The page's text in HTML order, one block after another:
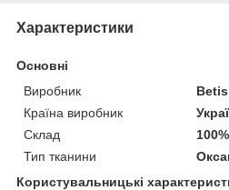
Характеристики
Основні
Виробник
Betis
Країна виробник
Склад
Тип тканини
Користувальницькі